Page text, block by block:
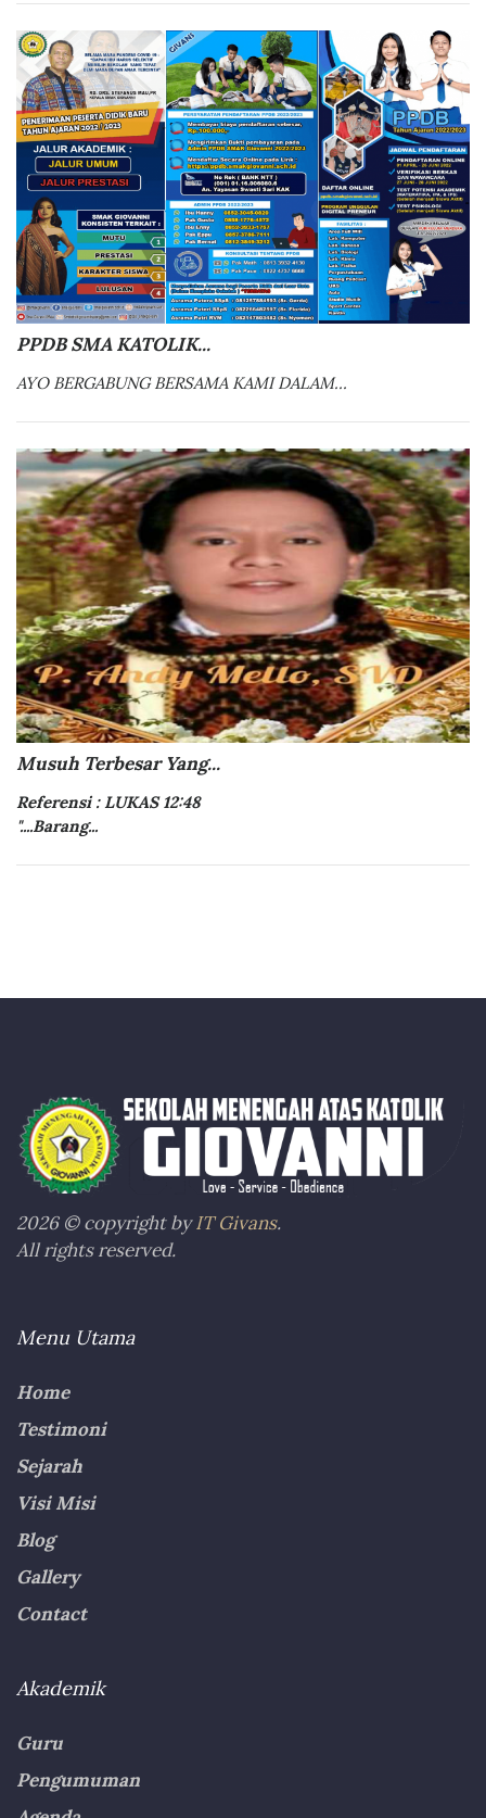
PPDB SMA KATOLIK...
AYO BERGABUNG BERSAMA KAMI DALAM...
Musuh Terbesar Yang...
Referensi : LUKAS 12:48
"....Barang...
2026 © copyright byIT Givans.
All rights reserved.
Menu Utama
Home
Testimoni
Sejarah
Visi Misi
Blog
Gallery
Contact
Akademik
Guru
Pengumuman